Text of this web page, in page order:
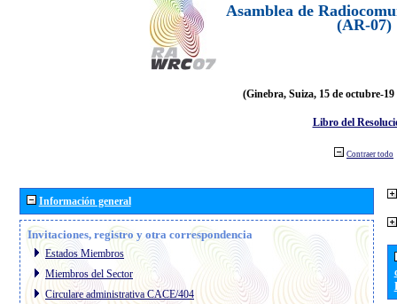
Asamblea de
(AR-07)
(Ginebra, Suiza, 15 de octubre-19
Libro del
Contraer todo
Información general
Invitaciones, registro y otra correspondencia
Estados Miembros
Miembros del Sector
Circulare administrativa CACE/404